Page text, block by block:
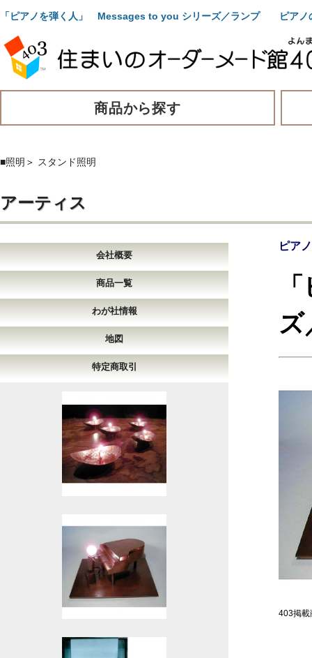
「ピアノを弾く人」 Messages to you シリーズ／ランプ ピアノ
商品から探す
■照明 ＞ スタンド照明
アーティス
会社概要
商品一覧
わが社情報
地図
特定商取引
ピア
ズ
403掲載